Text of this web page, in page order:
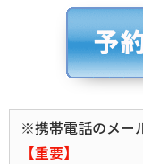
※携帯電話のメー
【重要】